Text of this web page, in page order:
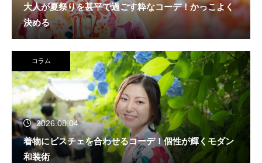
大人が夏祭りを甚平で過ごす粋なコーデ！かっこよく
決める
コラム
2026.08.04
着物にビスチェを合わせるコーデ！個性が輝くモダン
和装術